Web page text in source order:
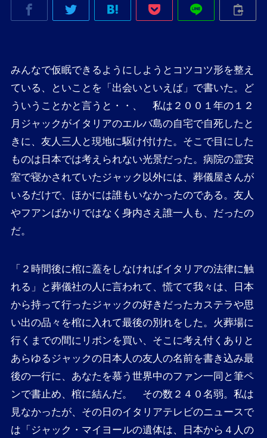
みんなで仮眠できるようにしようとコツコツ形を整え
ている、といことを「出会いといえば」で書いた。ど
ういうことかと言うと・・、 私は２００１年の１２
月ジャックがイタリアのエルバ島の自宅で自死したと
きに、友人三人と現地に駆け付けた。そこで目にした
ものは日本では考えられない光景だった。病院の霊安
室で寝かされていたジャック以外には、葬儀屋さんが
いるだけで、ほかには誰もいなかったのである。友人
やフアンばかりではなく身内さえ誰一人も、だったの
だ。
「２時間後に棺に蓋をしなければイタリアの法律に触
れる」と葬儀社の人に言われて、慌てて我々は、日本
から持って行ったジャックの好きだったカステラや思
い出の品々を棺に入れて最後の別れをした。火葬場に
行くまでの間にリボンを買い、そこに考え付くありと
あらゆるジャックの日本人の友人の名前を書き込み最
後の一行に、あなたを慕う世界中のファン一同と筆ペ
ンで書止め、棺に結んだ。 その数２４０名弱。私は
見なかったが、その日のイタリアテレビのニュースで
は「ジャック・マイヨールの遺体は、日本から４人の